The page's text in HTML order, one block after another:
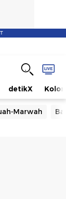
detikX
Marwah